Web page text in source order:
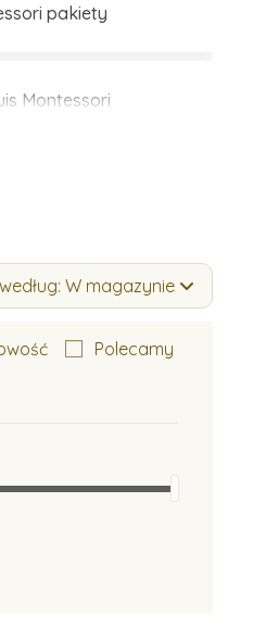
pakiety
Montessori
W magazynie
Polecamy